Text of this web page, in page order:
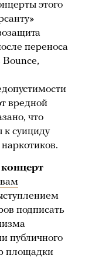
этого
переноса
Bounce,
вредной
что
к суициду
подписать
публичного
площадки